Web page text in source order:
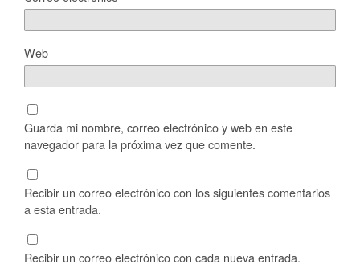
Web
Guarda mi nombre, correo electrónico y web en este
navegador para la próxima vez que comente.
Recibir un correo electrónico con los siguientes comentarios
a esta entrada.
Recibir un correo electrónico con cada nueva entrada.